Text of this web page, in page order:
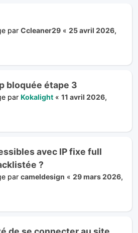
par Ccleaner29 « 25 avril 2026,
bloquée étape 3
par Kokalight « 11 avril 2026,
avec IP fixe full
?
par cameldesign « 29 mars 2026,